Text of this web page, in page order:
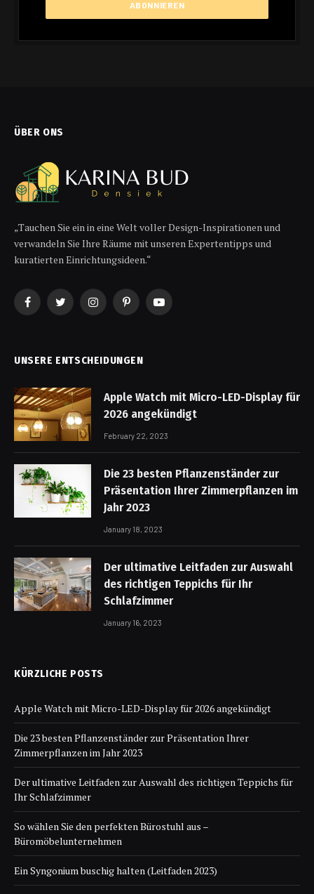
ÜBER ONS
„Tauchen Sie ein in eine Welt voller Design-Inspirationen und
verwandeln Sie Ihre Räume mit unseren Expertentipps und
kuratierten Einrichtungsideen.“
FacebookTwitterInstagramPinterestYouTube
UNSERE ENTSCHEIDUNGEN
Apple Watch mit Micro-LED-Display für
2026 angekündigt
February 22, 2023
Die 23 besten Pflanzenständer zur
Präsentation Ihrer Zimmerpflanzen im
Jahr 2023
January 18, 2023
Der ultimative Leitfaden zur Auswahl
des richtigen Teppichs für Ihr
Schlafzimmer
January 16, 2023
KÜRZLICHE POSTS
Apple Watch mit Micro-LED-Display für 2026 angekündigt
Die 23 besten Pflanzenständer zur Präsentation Ihrer
Zimmerpflanzen im Jahr 2023
Der ultimative Leitfaden zur Auswahl des richtigen Teppichs für
Ihr Schlafzimmer
So wählen Sie den perfekten Bürostuhl aus –
Büromöbelunternehmen
Ein Syngonium buschig halten (Leitfaden 2023)